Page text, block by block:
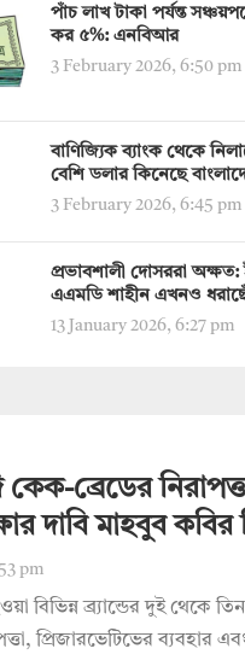
পাঁচ লাখ টাকা পর্যন্ত
কর ৫%: এনবিআর
3 February 2026, 6:50 pm
বাণিজ্যিক ব্যাংক থেকে
বেশি ডলার কিনেছে
3 February 2026, 6:45 pm
প্রভাবশালী দোসররা অক্ষত:
এএমডি শাহীন এখনও
13 January 2026, 6:27 pm
কেক-ব্রেডের
দাবি মাহবুব
pm
বিভিন্ন ব্র্যান্ডের দুই থেকে
প্রিজারভেটিভের ব্যবহার